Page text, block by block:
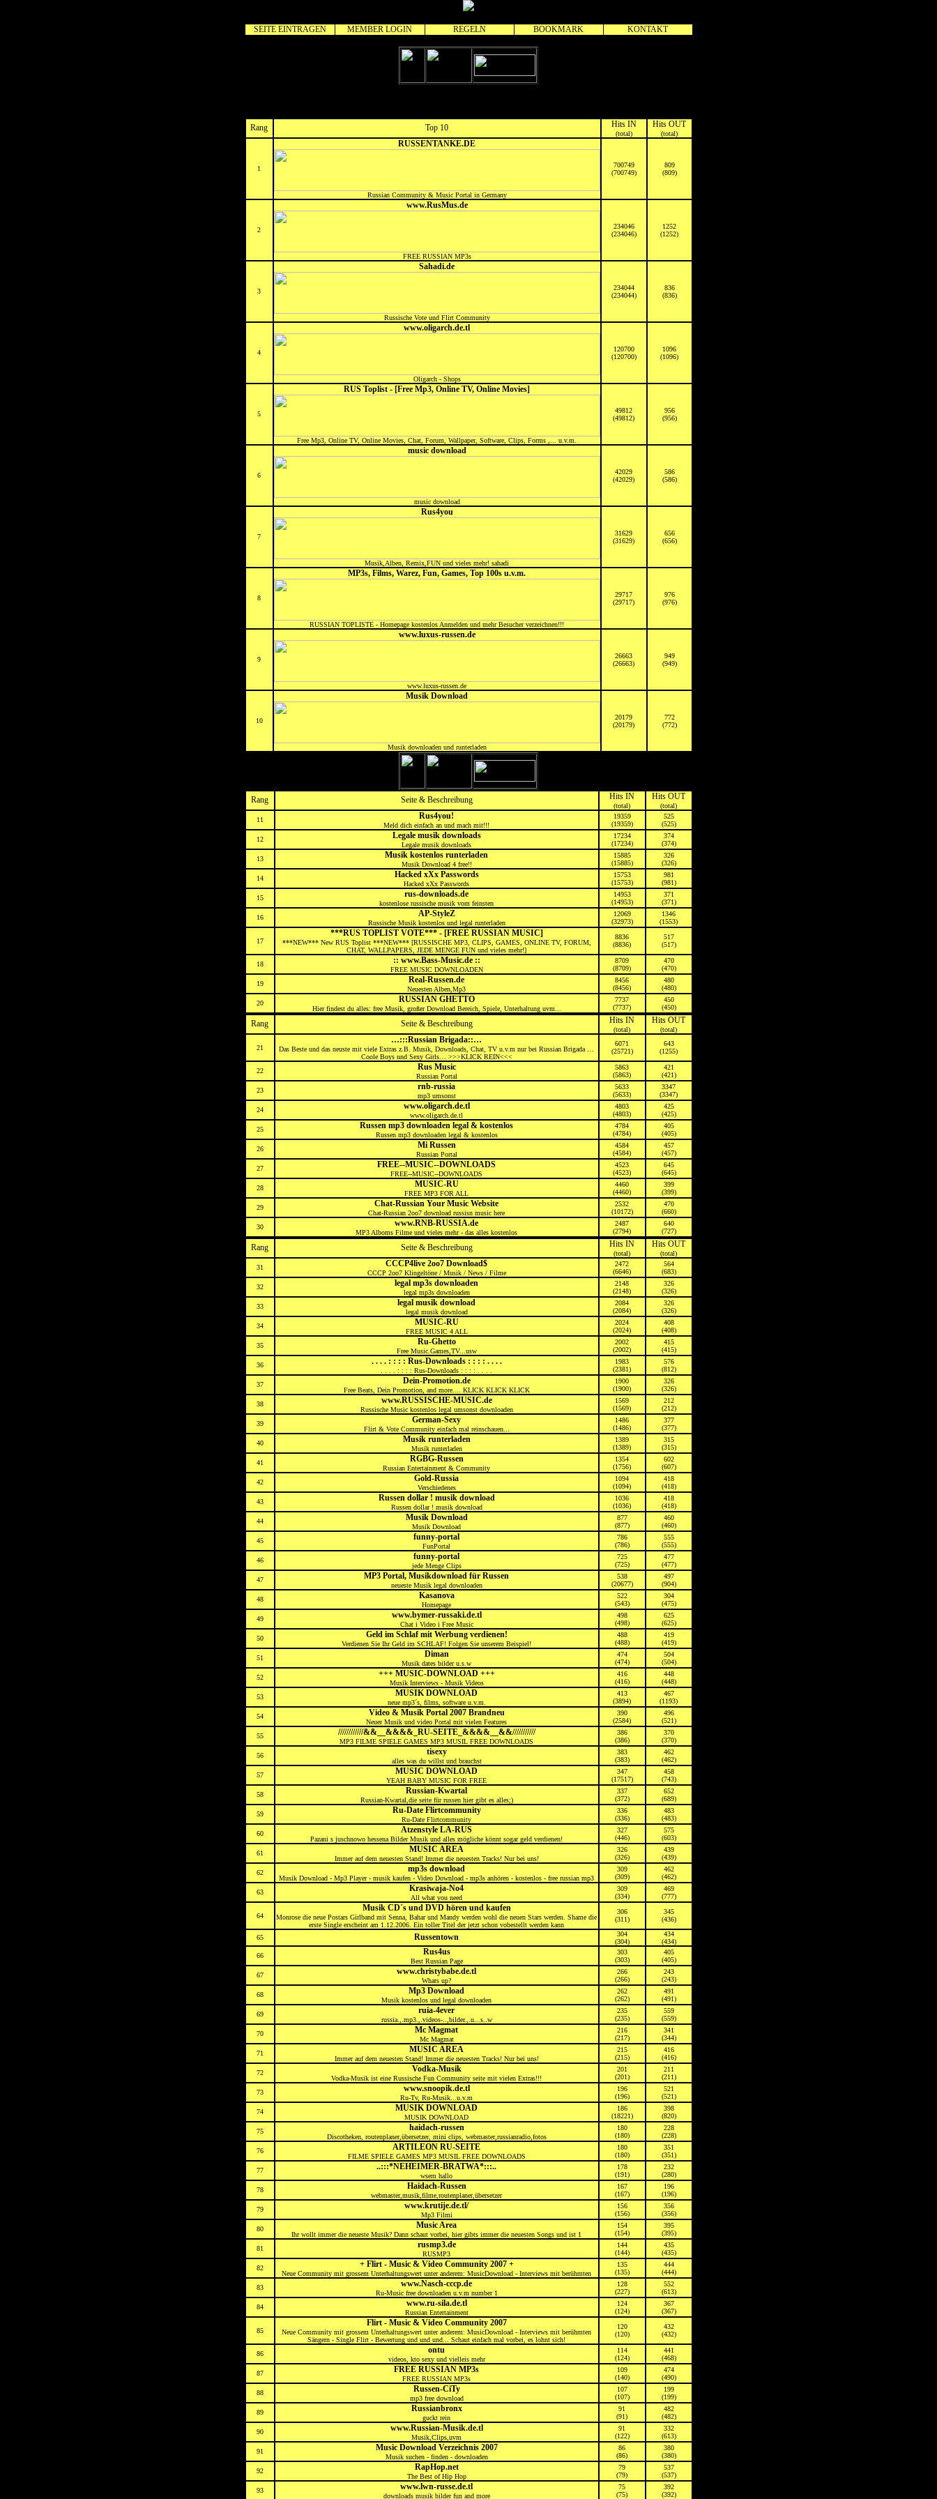
SEITE EINTRAGEN MEMBER LOGIN REGELN BOOKMARK KONTAKT
Rang Top 10 Hits IN
(total)
Hits OUT
(total)
1
RUSSENTANKE.DE
Russian Community & Music Portal in Germany
700749
(700749)
809
(809)
2
www.RusMus.de
FREE RUSSIAN MP3s
234046
(234046)
1252
(1252)
3
Sahadi.de
Russische Vote und Flirt Community
234044
(234044)
836
(836)
4
www.oligarch.de.tl
Oligarch - Shops
120700
(120700)
1096
(1096)
5
RUS Toplist - [Free Mp3, Online TV, Online Movies]
Free Mp3, Online TV, Online Movies, Chat, Forum, Wallpaper, Software, Clips, Forms ,... u.v.m.
49812
(49812)
956
(956)
6
music download
music download
42029
(42029)
586
(586)
7
Rus4you
Musik,Alben, Remix,FUN und vieles mehr! sahadi
31629
(31629)
656
(656)
8
MP3s, Films, Warez, Fun, Games, Top 100s u.v.m.
RUSSIAN TOPLISTE - Homepage kostenlos Anmelden und mehr Besucher verzeichnen!!!
29717
(29717)
976
(976)
9
www.luxus-russen.de
www.luxus-russen.de
26663
(26663)
949
(949)
10
Musik Download
Musik downloaden und runterladen
20179
(20179)
772
(772)
Rang Seite & Beschreibung Hits IN
(total)
Hits OUT
(total)
11
Rus4you!
Meld dich einfach an und mach mit!!!
19359
(19359)
525
(525)
12
Legale musik downloads
Legale musik downloads
17234
(17234)
374
(374)
13
Musik kostenlos runterladen
Musik Download 4 free!!
15885
(15885)
326
(326)
14
Hacked xXx Passwords
Hacked xXx Passwords
15753
(15753)
981
(981)
15
rus-downloads.de
kostenlose russische musik vom feinsten
14953
(14953)
371
(371)
16
AP-StyleZ
Russische Musik kostenlos und legal runterladen
12069
(32973)
1346
(1553)
17
***RUS TOPLIST VOTE*** - [FREE RUSSIAN MUSIC]
***NEW*** New RUS Toplist ***NEW*** [RUSSISCHE MP3, CLIPS, GAMES, ONLINE TV, FORUM,
CHAT, WALLPAPERS, JEDE MENGE FUN und vieles mehr!]
8836
(8836)
517
(517)
18 :: www.Bass-Music.de ::
FREE MUSIC DOWNLOADEN
8709
(8709)
470
(470)
19
Real-Russen.de
Neuesten Alben,Mp3
8456
(8456)
480
(480)
20
RUSSIAN GHETTO
Hier findest du alles: free Musik, großer Download Bereich, Spiele, Unterhaltung uvm...
7737
(7737)
450
(450)
Rang Seite & Beschreibung Hits IN
(total)
Hits OUT
(total)
21
…:::Russian Brigada::…
Das Beste und das neuste mit viele Extras z.B. Musik, Downloads, Chat, TV u.v.m nur bei Russian Brigada …
Coole Boys und Sexy Girls… >>>KLICK REIN<<<
6071
(25721)
643
(1255)
22 Rus Music
Russian Portal
5863
(5863)
421
(421)
23
rnb-russia
mp3 umsonst
5633
(5633)
3347
(3347)
24
www.oligarch.de.tl
www.oligarch.de.tl
4803
(4803)
425
(425)
25
Russen mp3 downloaden legal & kostenlos
Russen mp3 downloaden legal & kostenlos
4784
(4784)
405
(405)
26
Mi Russen
Russian Portal
4584
(4584)
457
(457)
27
FREE--MUSIC--DOWNLOADS
FREE--MUSIC--DOWNLOADS
4523
(4523)
645
(645)
28
MUSIC-RU
FREE MP3 FOR ALL
4460
(4460)
399
(399)
29
Chat-Russian Your Music Website
Chat-Russian 2oo7 download russisn music here
2532
(10172)
470
(660)
30
www.RNB-RUSSIA.de
MP3 Alboms Filme und vieles mehr - das alles kostenlos
2487
(2794)
640
(727)
Rang Seite & Beschreibung Hits IN
(total)
Hits OUT
(total)
31
CCCP4live 2oo7 Download$
CCCP 2oo7 Klingeltöne / Musik / News / Filme
2472
(6646)
564
(683)
32
legal mp3s downloaden
legal mp3s downloaden
2148
(2148)
326
(326)
33
legal musik download
legal musik download
2084
(2084)
326
(326)
34
MUSIC-RU
FREE MUSIC 4 ALL
2024
(2024)
408
(408)
35
Ru-Ghetto
Free Music.Games,TV...usw
2002
(2002)
415
(415)
36
. . . . : : : : Rus-Downloads : : : : . . . .
. . . . : : : : Rus-Downloads : : : : . . . .
1983
(2381)
576
(812)
37
Dein-Promotion.de
Free Beats, Dein Promotion, and more.... KLICK KLICK KLICK
1900
(1900)
326
(326)
38
www.RUSSISCHE-MUSIC.de
Russische Music kostenlos legal umsonst downloaden
1569
(1569)
212
(212)
39
German-Sexy
Flirt & Vote Community einfach mal reinschauen...
1486
(1486)
377
(377)
40
Musik runterladen
Musik runterladen
1389
(1389)
315
(315)
41
RGBG-Russen
Russian Entertainment & Community
1354
(1756)
602
(607)
42
Gold-Russia
Verschiedenes
1094
(1094)
418
(418)
43
Russen dollar ! musik download
Russen dollar ! musik download
1036
(1036)
418
(418)
44
Musik Download
Musik Download
877
(877)
460
(460)
45
funny-portal
FunPortal
786
(786)
555
(555)
46
funny-portal
jede Menge Clips
725
(725)
477
(477)
47
MP3 Portal, Musikdownload für Russen
neueste Musik legal downloaden
538
(20677)
497
(904)
48
Kasanova
Homepage
522
(543)
304
(475)
49
www.bymer-russaki.de.tl
Chat i Video i Free Music
498
(498)
625
(625)
50
Geld im Schlaf mit Werbung verdienen!
Verdienen Sie Ihr Geld im SCHLAF! Folgen Sie unserem Beispiel!
488
(488)
419
(419)
51
Diman
Musik dates bilder u.s.w
474
(474)
504
(504)
52
+++ MUSIC-DOWNLOAD +++
Musik Interviews - Musik Videos
416
(416)
448
(448)
53
MUSIK DOWNLOAD
neue mp3´s, films, software u.v.m.
413
(3894)
467
(1193)
54
Video & Musik Portal 2007 Brandneu
Neuer Musik und video Portal mit vielen Features
390
(2584)
496
(521)
55
////////////&&__&&&&_RU-SEITE_&&&&__&&///////////
MP3 FILME SPIELE GAMES MP3 MUSIL FREE DOWNLOADS
386
(386)
370
(370)
56
tisexy
alles was du willst und brauchst
383
(383)
462
(462)
57
MUSIC DOWNLOAD
YEAH BABY MUSIC FOR FREE
347
(17517)
458
(743)
58
Russian-Kwartal
Russian-Kwartal,die seite für russen hier gibt es alles;)
337
(372)
652
(689)
59
Ru-Date Flirtcommunity
Ru-Date Flirtcommunity
336
(336)
483
(483)
60
Atzenstyle LA-RUS
Pazani s juschnowo hessena Bilder Musik und alles mögliche könnt sogar geld verdienen!
327
(446)
575
(603)
61
MUSIC AREA
Immer auf dem neuesten Stand! Immer die neuesten Tracks! Nur bei uns!
326
(326)
439
(439)
62
mp3s download
Musik Download - Mp3 Player - musik kaufen - Video Download - mp3s anhören - kostenlos - free russian mp3
309
(309)
462
(462)
63
Krasiwaja-No4
All what you need
309
(334)
469
(777)
64
Musik CD´s und DVD hören und kaufen
Monrose die neue Postars Girlband mit Senna, Bahar und Mandy werden wohl die neuen Stars werden. Shame die
erste Single erscheint am 1.12.2006. Ein toller Titel der jetzt schon vobestellt werden kann
306
(311)
345
(436)
65 Russentown
304
(304)
434
(434)
66
Rus4us
Best Russian Page
303
(303)
405
(405)
67
www.christybabe.de.tl
Whats up?
266
(266)
243
(243)
68
Mp3 Download
Musik kostenlos und legal downloaden
262
(262)
491
(491)
69
ruia-4ever
russia.,.mp3.,.videos-..,bilder.,.u...s..w
235
(235)
559
(559)
70
Mc Magmat
Mc Magmat
216
(217)
341
(344)
71
MUSIC AREA
Immer auf dem neuesten Stand! Immer die neuesten Tracks! Nur bei uns!
215
(215)
416
(416)
72
Vodka-Musik
Vodka-Musik ist eine Russische Fun Community seite mit vielen Extras!!!
201
(201)
211
(211)
73
www.snoopik.de.tl
Ru-Tv, Ru-Musik...u.v.m
196
(196)
521
(521)
74
MUSIK DOWNLOAD
MUSIK DOWNLOAD
186
(18221)
398
(820)
75
haidach-russen
Discotheken, routenplaner,übersetzer, mini clips, webmaster,russianradio,fotos
180
(180)
228
(228)
76
ARTILEON RU-SEITE
FILME SPIELE GAMES MP3 MUSIL FREE DOWNLOADS
180
(180)
351
(351)
77
..:::*NEHEIMER-BRATWA*:::..
wsem hallo
178
(191)
232
(280)
78
Haidach-Russen
webmaster,musik,filme,routenplaner,übersetzer
167
(167)
196
(196)
79
www.krutije.de.tl/
Mp3 Filmi
156
(156)
356
(356)
80
Music Area
Ihr wollt immer die neueste Musik? Dann schaut vorbei, hier gibts immer die neuesten Songs und ist 1
154
(154)
395
(395)
81
rusmp3.de
RUSMP3
144
(144)
435
(435)
82
+ Flirt - Music & Video Community 2007 +
Neue Community mit grossem Unterhaltungswert unter anderem: MusicDownload - Interviews mit berühmten
135
(135)
444
(444)
83
www.Nasch-cccp.de
Ru-Music free downloaden u.v.m number 1
128
(227)
552
(613)
84
www.ru-sila.de.tl
Russian Entertainment
124
(124)
367
(367)
85
Flirt - Music & Video Community 2007
Neue Community mit grossem Unterhaltungswert unter anderem: MusicDownload - Interviews mit berühmten
Sängern - Single Flirt - Bewertung und und und... Schaut einfach mal vorbei, es lohnt sich!
120
(120)
432
(432)
86 ontu
videos, kto sexy und vielleis mehr
114
(124)
441
(468)
87
FREE RUSSIAN MP3s
FREE RUSSIAN MP3s
109
(140)
474
(490)
88
Russen-CiTy
mp3 free download
107
(107)
199
(199)
89
Russianbronx
guckt rein
91
(91)
482
(482)
90
www.Russian-Musik.de.tl
Musik,Clips,uvm
91
(122)
332
(613)
91
Music Download Verzeichnis 2007
Musik suchen - finden - downloaden
86
(86)
380
(380)
92
RapHop.net
The Best of Hip Hop
79
(79)
537
(537)
93
www.lwn-russe.de.tl
downloads musik bilder fun and more
75
(75)
392
(392)